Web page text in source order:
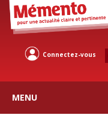
Connectez-vous
MENU